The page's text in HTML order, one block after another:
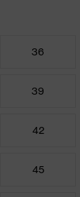
36
39
42
45